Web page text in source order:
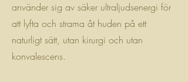
använder sig av säker ultraljudsenergi för
att lyfta och strama åt huden på ett
naturligt sätt, utan kirurgi och utan
konvalescens.